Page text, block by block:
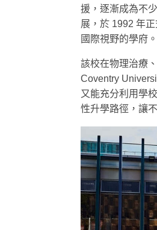
援，逐漸成為不
展，於 1992 年
國際視野的學府。
該校在物理治療
Coventry
又能充分利用學
性升學路徑，讓